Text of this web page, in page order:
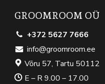
GROOMROOM OÜ
+372 5627 7666
info@groomroom.ee
Võru 57, Tartu 50112
E – R 9.00 – 17.00